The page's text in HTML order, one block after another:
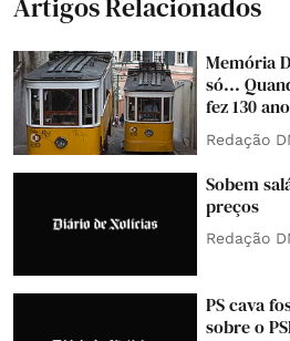
Memória
só...
fez 130
Redação
Sobem
preços
Redação
PS cava
sobre o